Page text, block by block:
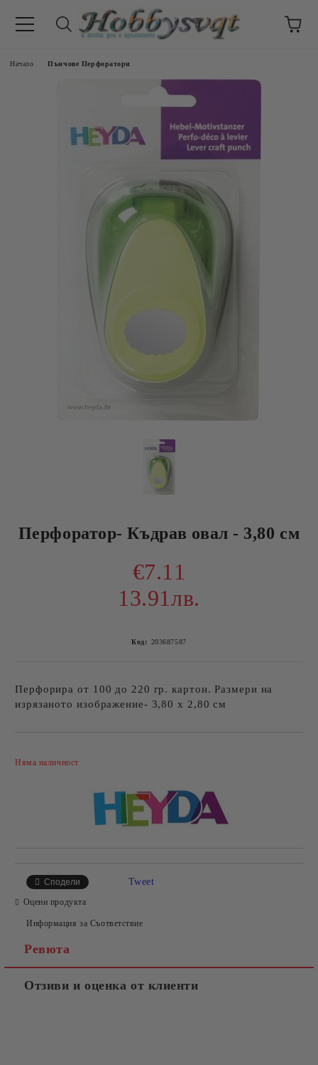
Начало Пънчове Перфоратори
Перфоратор- Къдрав овал - 3,80 см
€7.11
13.91лв.
Код: 203687587
Перфорира от 100 до 220 гр. картон. Размери на
изрязаното изображение- 3,80 х 2,80 см
Няма наличност
Сподели Tweet
Оцени продукта
Информация за Съответствие
Ревюта
Отзиви и оценка от клиенти